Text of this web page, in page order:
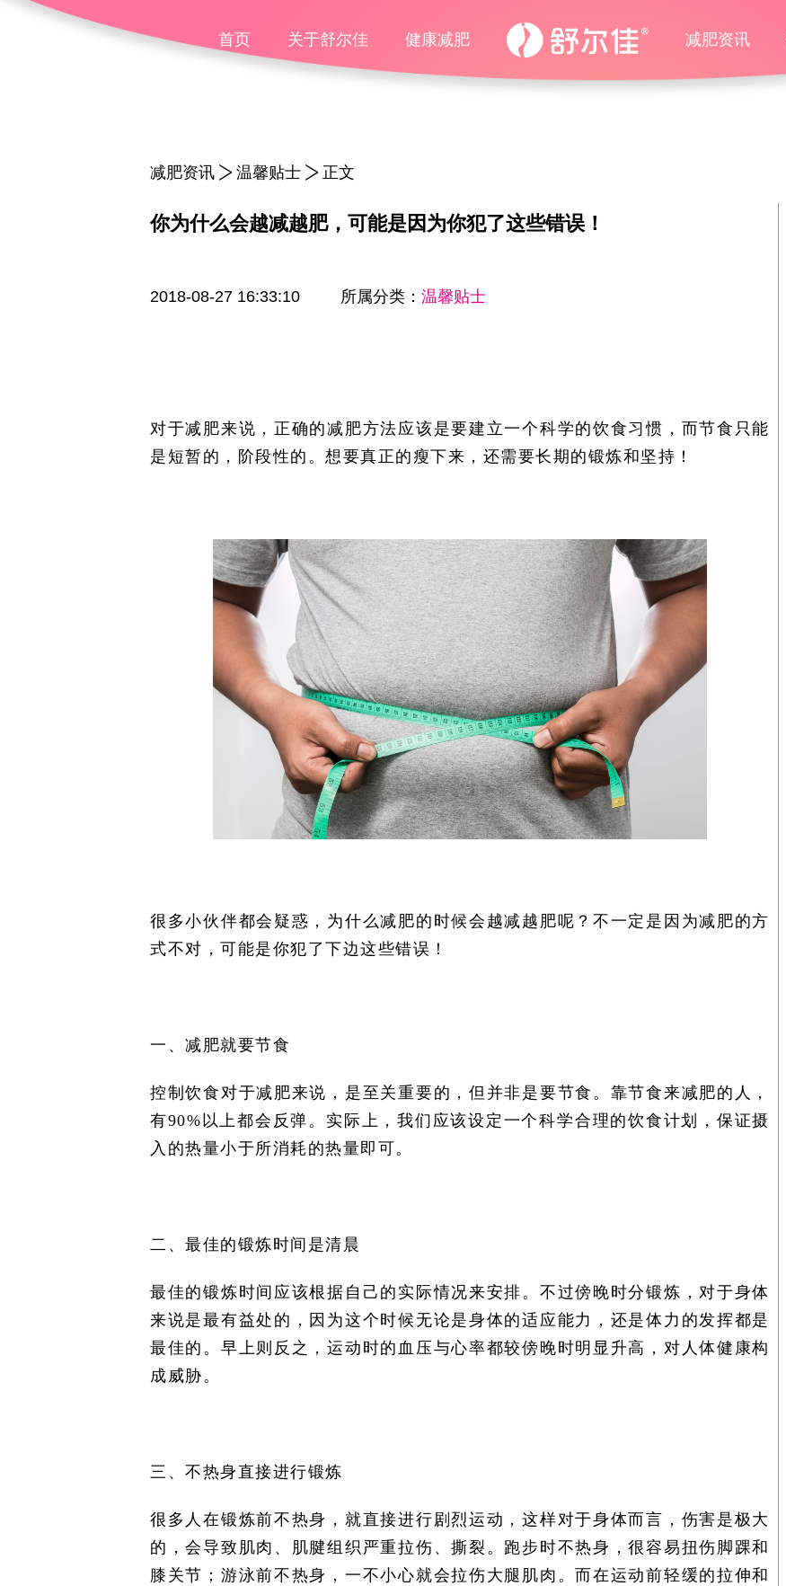
首页 关于舒尔佳 健康减肥 减肥资讯
减肥资讯 温馨贴士 正文
你为什么会越减越肥，可能是因为你犯了这些错误！
2018-08-27 16:33:10 所属分类： 温馨贴士
对于减肥来说，正确的减肥方法应该是要建立一个科学的饮食习惯，而节食只能
是短暂的，阶段性的。想要真正的瘦下来，还需要长期的锻炼和坚持！
很多小伙伴都会疑惑，为什么减肥的时候会越减越肥呢？不一定是因为减肥的方
式不对，可能是你犯了下边这些错误！
一、减肥就要节食
控制饮食对于减肥来说，是至关重要的，但并非是要节食。靠节食来减肥的人，
有90%以上都会反弹。实际上，我们应该设定一个科学合理的饮食计划，保证摄
入的热量小于所消耗的热量即可。
二、最佳的锻炼时间是清晨
最佳的锻炼时间应该根据自己的实际情况来安排。不过傍晚时分锻炼，对于身体
来说是最有益处的，因为这个时候无论是身体的适应能力，还是体力的发挥都是
最佳的。早上则反之，运动时的血压与心率都较傍晚时明显升高，对人体健康构
成威胁。
三、不热身直接进行锻炼
很多人在锻炼前不热身，就直接进行剧烈运动，这样对于身体而言，伤害是极大
的，会导致肌肉、肌腱组织严重拉伤、撕裂。跑步时不热身，很容易扭伤脚踝和
膝关节；游泳前不热身，一不小心就会拉伤大腿肌肉。而在运动前轻缓的拉伸和